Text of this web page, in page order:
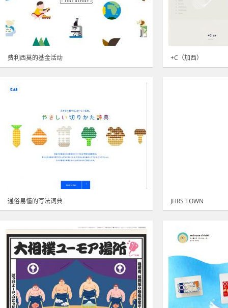
费利西莫的基金活动 +C（加西）
通俗易懂的写法词典 JHRS TOWN